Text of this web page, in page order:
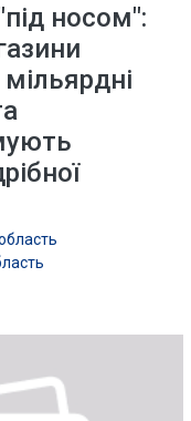
носом":